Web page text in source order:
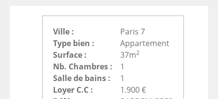
Ville :
Paris 7
Type bien :
Appartement
Surface :
37m2
Nb. Chambres :
1
Salle de bains :
1
Loyer C.C :
1.900 €